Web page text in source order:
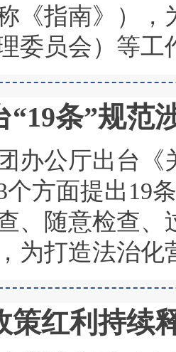
《指南》）
委员会）等
“19条”规范
办公厅出台
个方面提出19
、随意检查
为打造法治化
策红利持续